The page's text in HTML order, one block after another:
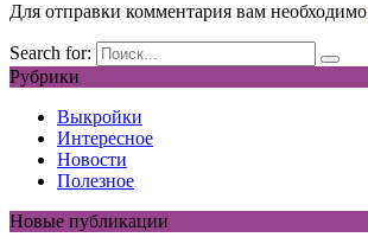
Для отправки комментария вам необходимо
Search for:
Рубрики
Выкройки
Интересное
Новости
Полезное
Новые публикации